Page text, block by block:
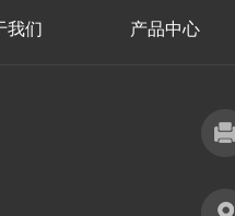
我们 产品中心